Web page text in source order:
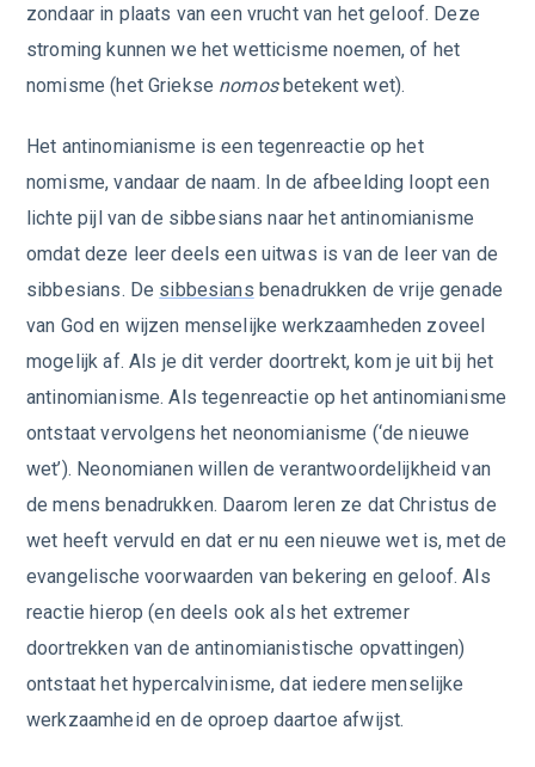
zondaar in plaats van een vrucht van het geloof. Deze
stroming kunnen we het wetticisme noemen, of het
nomisme (het Griekse nomosbetekent wet).
Het antinomianisme is een tegenreactie op het
nomisme, vandaar de naam. In de afbeelding loopt een
lichte pijl van de sibbesians naar het antinomianisme
omdat deze leer deels een uitwas is van de leer van de
sibbesians. De sibbesians benadrukken de vrije genade
van God en wijzen menselijke werkzaamheden zoveel
mogelijk af. Als je dit verder doortrekt, kom je uit bij het
antinomianisme. Als tegenreactie op het antinomianisme
ontstaat vervolgens het neonomianisme (‘de nieuwe
wet’). Neonomianen willen de verantwoordelijkheid van
de mens benadrukken. Daarom leren ze dat Christus de
wet heeft vervuld en dat er nu een nieuwe wet is, met de
evangelische voorwaarden van bekering en geloof. Als
reactie hierop (en deels ook als het extremer
doortrekken van de antinomianistische opvattingen)
ontstaat het hypercalvinisme, dat iedere menselijke
werkzaamheid en de oproep daartoe afwijst.